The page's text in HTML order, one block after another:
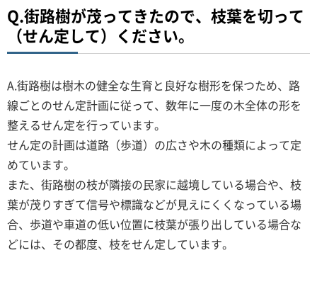
Q.街路樹が茂ってきたので、枝葉を切って
（せん定して）ください。
A.街路樹は樹木の健全な生育と良好な樹形を保つため、路
線ごとのせん定計画に従って、数年に一度の木全体の形を
整えるせん定を行っています。
せん定の計画は道路（歩道）の広さや木の種類によって定
めています。
また、街路樹の枝が隣接の民家に越境している場合や、枝
葉が茂りすぎて信号や標識などが見えにくくなっている場
合、歩道や車道の低い位置に枝葉が張り出している場合な
どには、その都度、枝をせん定しています。